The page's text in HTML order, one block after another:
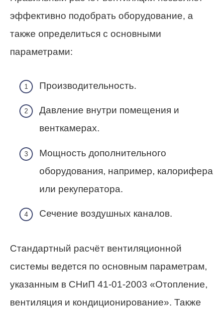
эффективно подобрать оборудование, а
также определиться с основными
параметрами:
Производительность.
Давление внутри помещения и
венткамерах.
Мощность дополнительного
оборудования, например, калорифера
или рекуператора.
Сечение воздушных каналов.
Стандартный расчёт вентиляционной
системы ведется по основным параметрам,
указанным в СНиП 41-01-2003 «Отопление,
вентиляция и кондиционирование». Также